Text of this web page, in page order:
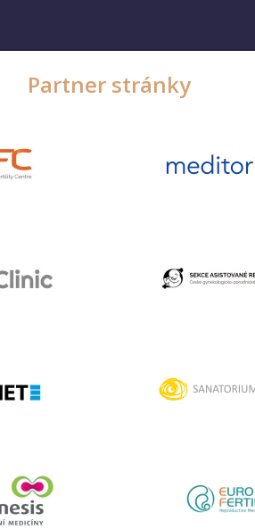
Partner stránky